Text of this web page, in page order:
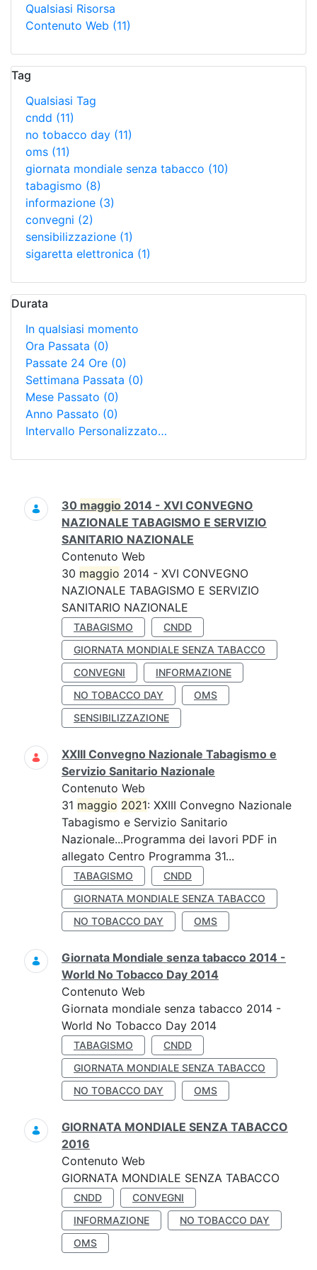
Qualsiasi Risorsa
Contenuto Web (11)
Tag
Qualsiasi Tag
cndd (11)
no tobacco day (11)
oms (11)
giornata mondiale senza tabacco (10)
tabagismo (8)
informazione (3)
convegni (2)
sensibilizzazione (1)
sigaretta elettronica (1)
Durata
In qualsiasi momento
Ora Passata (0)
Passate 24 Ore (0)
Settimana Passata (0)
Mese Passato (0)
Anno Passato (0)
Intervallo Personalizzato…
Ricerca
30 maggio 2014 - XVI CONVEGNO
NAZIONALE TABAGISMO E SERVIZIO
SANITARIO NAZIONALE
Contenuto Web
30 maggio 2014 - XVI CONVEGNO
NAZIONALE TABAGISMO E SERVIZIO
SANITARIO NAZIONALE
TABAGISMO
CNDD
GIORNATA MONDIALE SENZA TABACCO
CONVEGNI
INFORMAZIONE
NO TOBACCO DAY
OMS
SENSIBILIZZAZIONE
XXIII Convegno Nazionale Tabagismo e
Servizio Sanitario Nazionale
Contenuto Web
31 maggio 2021: XXIII Convegno Nazionale
Tabagismo e Servizio Sanitario
Nazionale...Programma dei lavori PDF in
allegato Centro Programma 31...
TABAGISMO
CNDD
GIORNATA MONDIALE SENZA TABACCO
NO TOBACCO DAY
OMS
Giornata Mondiale senza tabacco 2014 -
World No Tobacco Day 2014
Contenuto Web
Giornata mondiale senza tabacco 2014 -
World No Tobacco Day 2014
TABAGISMO
CNDD
GIORNATA MONDIALE SENZA TABACCO
NO TOBACCO DAY
OMS
GIORNATA MONDIALE SENZA TABACCO
2016
Contenuto Web
GIORNATA MONDIALE SENZA TABACCO
CNDD
CONVEGNI
INFORMAZIONE
NO TOBACCO DAY
OMS